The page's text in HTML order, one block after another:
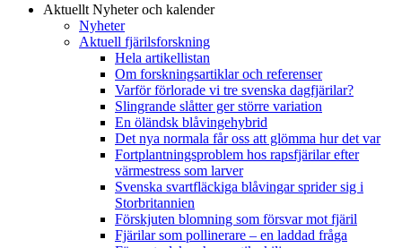
Aktuellt Nyheter och kalender
Nyheter
Aktuell fjärilsforskning
Hela artikellistan
Om forskningsartiklar och referenser
Varför förlorade vi tre svenska dagfjärilar?
Slingrande slåtter ger större variation
En öländsk blåvingehybrid
Det nya normala får oss att glömma hur det var
Fortplantningsproblem hos rapsfjärilar efter
värmestress som larver
Svenska svartfläckiga blåvingar sprider sig i
Storbritannien
Förskjuten blomning som försvar mot fjäril
Fjärilar som pollinerare – en laddad fråga